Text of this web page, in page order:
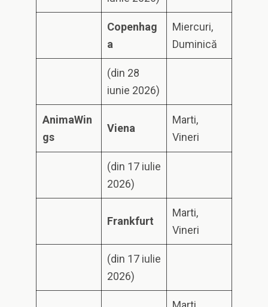
Copenhag
a
Miercuri,
Duminică
(din 28
iunie 2026)
AnimaWin
gs
Viena
Marti,
Vineri
(din 17 iulie
2026)
Frankfurt
Marti,
Vineri
(din 17 iulie
2026)